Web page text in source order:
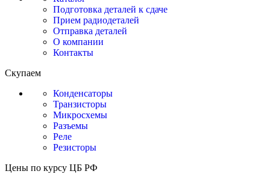
Подготовка деталей к сдаче
Прием радиодеталей
Отправка деталей
О компании
Контакты
Скупаем
Конденсаторы
Транзисторы
Микросхемы
Разъемы
Реле
Резисторы
Цены по курсу ЦБ РФ